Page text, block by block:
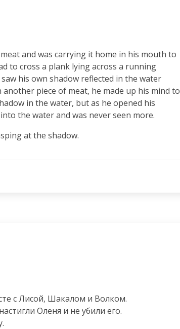
and was carrying it home in his mouth to
to cross a plank lying across a running
his own shadow reflected in the water
piece of meat, he made up his mind to
in the water, but as he opened his
the water and was never seen more.
at the shadow.
с Лисой, Шакалом и Волком.
Оленя и не убили его.